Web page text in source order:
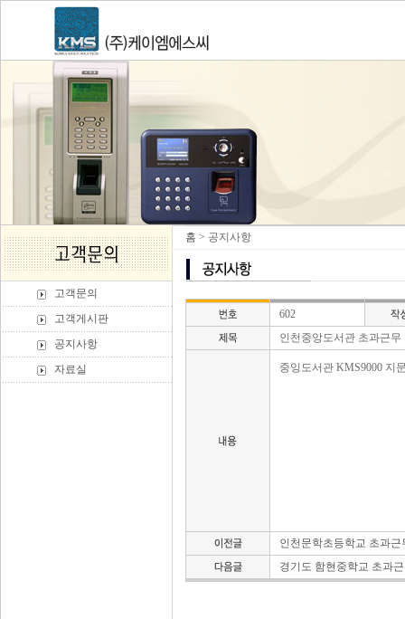
고객문의
고객게시판
공지사항
자료실
홈 > 공지사항
602
인천중앙도서관 초과근
중잉도서관 KMS9000 지
인천문학초등학교 초과
경기도 함현중학교 초과